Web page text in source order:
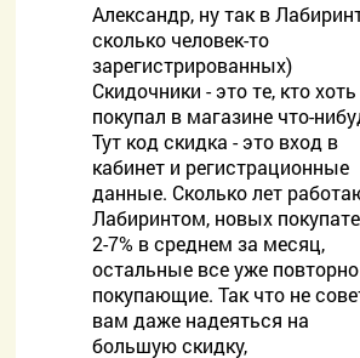
Александр, ну так в
сколько человек-то
зарегистрированных)
Скидочники - это те, кто
покупал в магазине что-
Тут код скидка - это вход в
кабинет и регистрационные
данные. Сколько лет
Лабиринтом, новых
2-7% в среднем за месяц,
остальные все уже повторно
покупающие. Так что не
вам даже надеяться на
большую скидку,